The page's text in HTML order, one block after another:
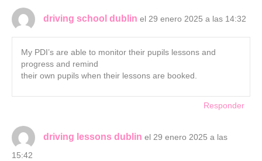
driving school dublin el 29 enero 2025 a las 14:32
My PDI’s are able to monitor their pupils lessons and
progress and remind
their own pupils when their lessons are booked.
Responder
driving lessons dublin el 29 enero 2025 a las
15:42